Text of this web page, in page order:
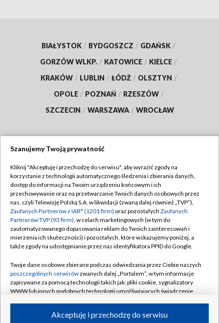
BIAŁYSTOK / BYDGOSZCZ / GDAŃSK /
GORZÓW WLKP. / KATOWICE / KIELCE /
KRAKÓW / LUBLIN / ŁÓDŹ / OLSZTYN /
OPOLE / POZNAŃ / RZESZÓW /
SZCZECIN / WARSZAWA / WROCŁAW
TVP
Abonament TVP
Emisja w TVP
Centrum informacji TVP
Naziemna Telewizja Cyfrowa
Rada Programowa
System NOS
Informacje o nadawcy
Program dla prasy
Regulamin TVP
Polityka prywatności
Moje zgody
Pomoc
Kontakt
Kanały
Szanujemy Twoją prywatność
Kliknij "Akceptuję i przechodzę do serwisu", aby wyrazić zgody na
korzystanie z technologii automatycznego śledzenia i zbierania danych,
dostęp do informacji na Twoim urządzeniu końcowym i ich
przechowywanie oraz na przetwarzanie Twoich danych osobowych przez
nas, czyli Telewizję Polską S.A. w likwidacji (zwaną dalej również „TVP”),
Zaufanych Partnerów z IAB* (1201 firm) oraz pozostałych Zaufanych
Partnerów TVP (93 firm), w celach marketingowych (w tym do
zautomatyzowanego dopasowania reklam do Twoich zainteresowań i
mierzenia ich skuteczności) i pozostałych, które wskazujemy poniżej, a
także zgody na udostępnianie przez nas identyfikatora PPID do Google.
Twoje dane osobowe zbierane podczas odwiedzania przez Ciebie naszych
poszczególnych serwisówzwanych dalej „Portalem”, w tym informacje
zapisywane za pomocą technologii takich jak: pliki cookie, sygnalizatory
WWW lub innych podobnych technologii umożliwiających świadczenie
ruchu w Internecie.Akceptuję i przechodzę do serwisu